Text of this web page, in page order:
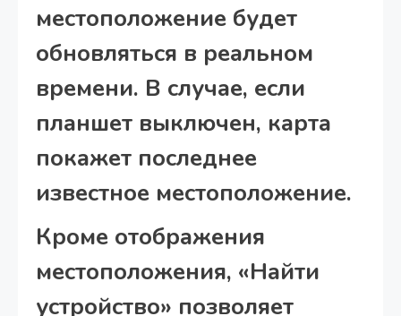
местоположение будет
обновляться в реальном
времени. В случае, если
планшет выключен, карта
покажет последнее
известное местоположение.
Кроме отображения
местоположения, «Найти
устройство» позволяет